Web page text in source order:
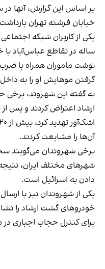
بر اساس این گزارش، آنها
خیابان فرشته تهران
ساله در تقاطع عباس‌آباد با
نوشت ماموران همراه با ضرب
گرفتن موهایش او را به
به گفته این شهروند، برخی
ارشاد اعتراض کردند و پس از
آن‌ها را مشایعت کردند.
برخی شهروندان می‌گویند
شهرهای مختلف ایران،
دادن به اسرائیل است.
یکی از شهروندان نیز با
برای کنترل حجاب اجباری